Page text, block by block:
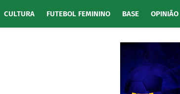
CULTURA FUTEBOL FEMININO BASE OPINIÃO